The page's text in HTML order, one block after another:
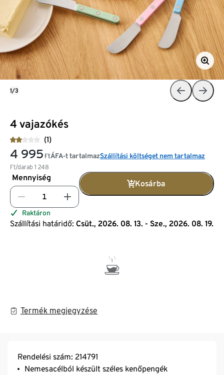
4 vajazókés
(1)
4 995 Ft
Ft/darab 1 248
ÁFA-t tartalmazSzállítási költséget nem tartalmaz
Mennyiség
Kosárba
Raktáron
Szállítási határidő: Csüt., 2026. 08. 13. - Sze., 2026. 08. 19.
Termék megjegyzése
1/3
Rendelési szám: 214791
Nemesacélból készült széles kenőpengék